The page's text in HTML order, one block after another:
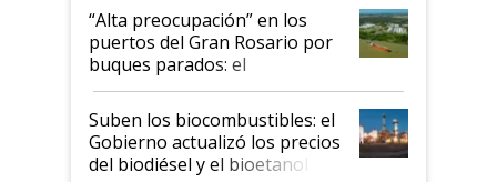
“Alta preocupación” en los
puertos del Gran Rosario por
buques parados: el
funcionamiento de las
exportadoras en tensión tras
la medida de fuerza de los
prácticos
Suben los biocombustibles: el
Gobierno actualizó los precios
del biodiésel y el bioetanol